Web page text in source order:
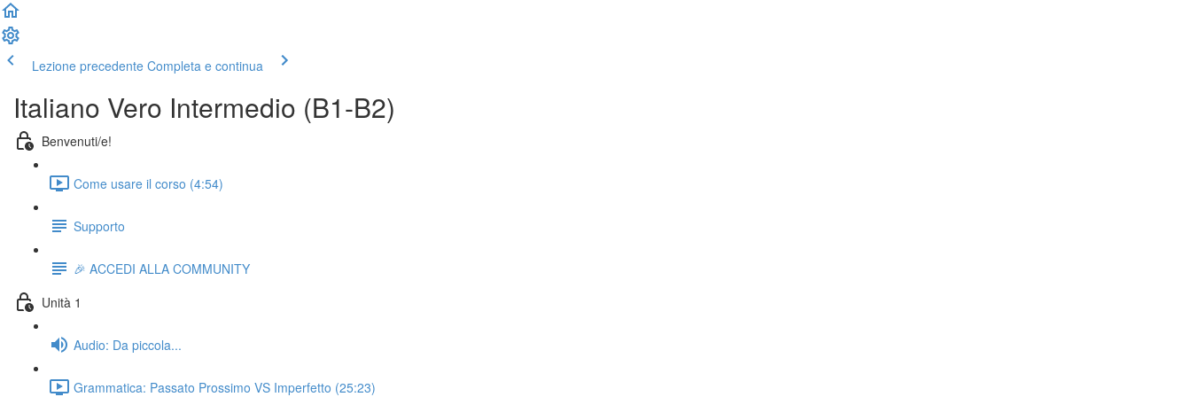
Lezione precedente Completa e continua
Italiano Vero Intermedio (B1-B2)
Benvenuti/e!
Come usare il corso (4:54)
Supporto
🎉 ACCEDI ALLA COMMUNITY
Unità 1
Audio: Da piccola...
Grammatica: Passato Prossimo VS Imperfetto (25:23)